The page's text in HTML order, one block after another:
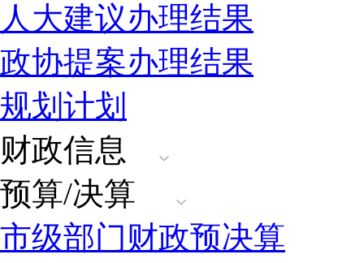
人大建议办理结果
政协提案办理结果
规划计划
财政信息
预算/决算
市级部门财政预决算